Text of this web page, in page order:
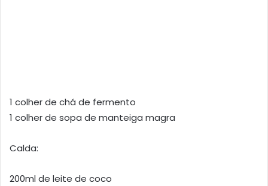
1 colher de chá de fermento
1 colher de sopa de manteiga magra
Calda:
200ml de leite de coco